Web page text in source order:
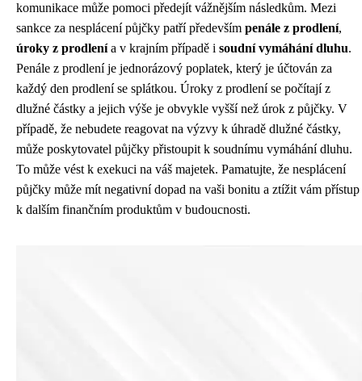
komunikace může pomoci předejít vážnějším následkům. Mezi
sankce za nesplácení půjčky patří především penále z prodlení,
úroky z prodlenía v krajním případě i soudní vymáhání dluhu.
Penále z prodlení je jednorázový poplatek, který je účtován za
každý den prodlení se splátkou. Úroky z prodlení se počítají z
dlužné částky a jejich výše je obvykle vyšší než úrok z půjčky. V
případě, že nebudete reagovat na výzvy k úhradě dlužné částky,
může poskytovatel půjčky přistoupit k soudnímu vymáhání dluhu.
To může vést k exekuci na váš majetek. Pamatujte, že nesplácení
půjčky může mít negativní dopad na vaši bonitu a ztížit vám přístup
k dalším finančním produktům v budoucnosti.